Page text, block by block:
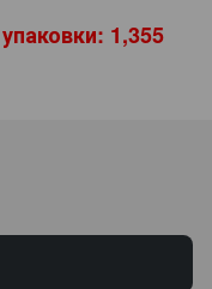
1,355